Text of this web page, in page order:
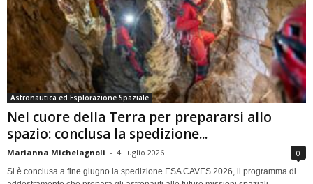
Astronautica ed Esplorazione Spaziale
Nel cuore della Terra per prepararsi allo
spazio: conclusa la spedizione...
Marianna Michelagnoli - 4 Luglio 2026 0
Si è conclusa a fine giugno la spedizione ESA CAVES 2026, il programma di